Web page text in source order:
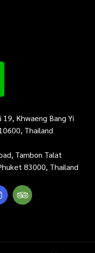
Khwaeng Bang Yi
Thailand
Tambon Talat
83000, Thailand